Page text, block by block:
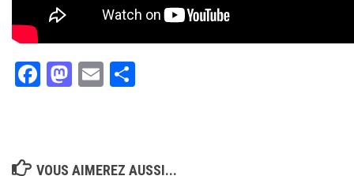
Facebook
Mastodon
Email
VOUS AIMEREZ AUSSI...